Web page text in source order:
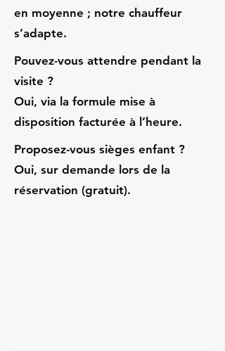
en moyenne ; notre chauffeur
s’adapte.
Pouvez-vous attendre pendant la
visite ?
Oui, via la formule mise à
disposition facturée à l’heure.
Proposez-vous sièges enfant ?
Oui, sur demande lors de la
réservation (gratuit).